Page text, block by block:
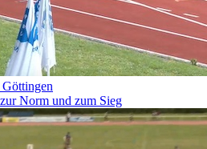
Norm und zum Sieg